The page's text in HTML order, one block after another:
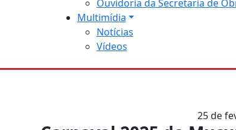
Ouvidoria da Secretaria de
Multimídia
Notícias
Vídeos
25 de